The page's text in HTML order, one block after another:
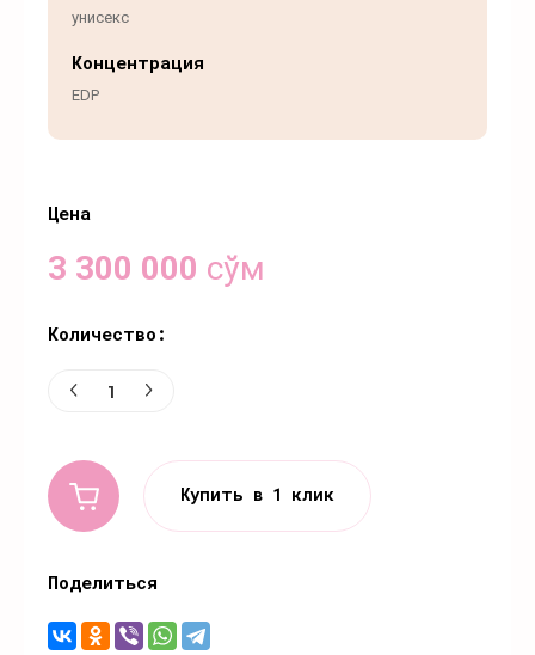
Цена
3 300 000 сўм
Количество:
Купить в 1 клик
унисекс
Концентрация
EDP
Поделиться